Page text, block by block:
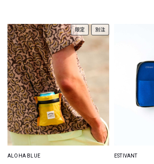
限定 別注
ALOHA BLUE ESTIVANT